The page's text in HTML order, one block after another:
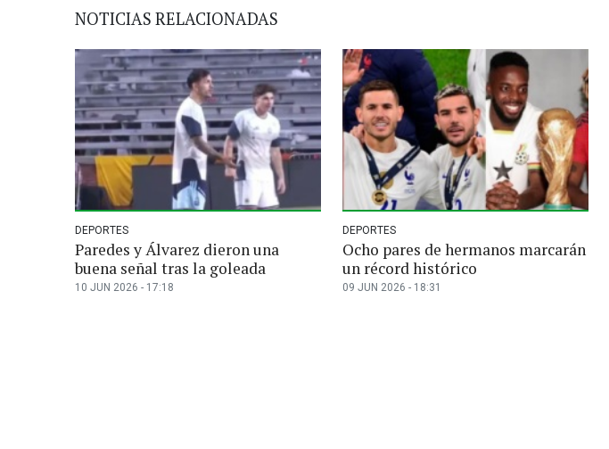
NOTICIAS RELACIONADAS
DEPORTES
Paredes y Álvarez dieron una
buena señal tras la goleada
10 JUN 2026 - 17:18
DEPORTES
Ocho pares de hermanos marcarán
un récord histórico
09 JUN 2026 - 18:31